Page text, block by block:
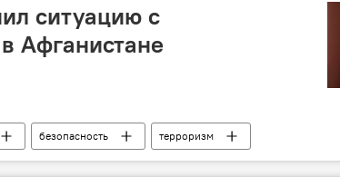
ситуацию с
Афганистане
безопасность терроризм